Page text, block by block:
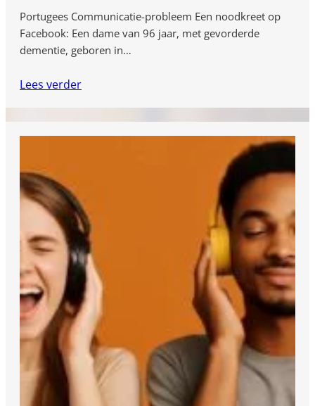
Portugees Communicatie-probleem Een noodkreet op
Facebook: Een dame van 96 jaar, met gevorderde
dementie, geboren in…
Lees verder